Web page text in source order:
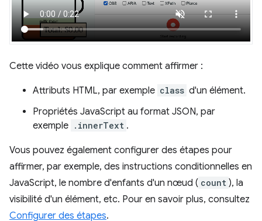
Cette vidéo vous explique comment affirmer :
Attributs HTML, par exemple class d'un élément.
Propriétés JavaScript au format JSON, par
exemple .innerText .
Vous pouvez également configurer des étapes pour
affirmer, par exemple, des instructions conditionnelles en
JavaScript, le nombre d'enfants d'un nœud ( count ), la
visibilité d'un élément, etc. Pour en savoir plus, consultez
Configurer des étapes.